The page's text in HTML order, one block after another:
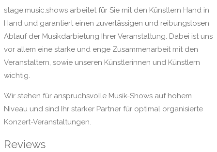
stage.music.shows arbeitet für Sie mit den Künstlern Hand in
Hand und garantiert einen zuverlässigen und reibungslosen
Ablauf der Musikdarbietung Ihrer Veranstaltung. Dabei ist uns
vor allem eine starke und enge Zusammenarbeit mit den
Veranstaltern, sowie unseren Künstlerinnen und Künstlern
wichtig.
Wir stehen für anspruchsvolle Musik-Shows auf hohem
Niveau und sind Ihr starker Partner für optimal organisierte
Konzert-Veranstaltungen.
Reviews